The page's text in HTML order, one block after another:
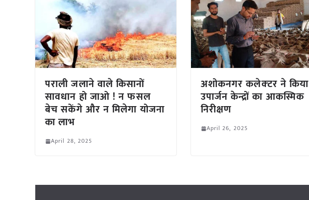
पराली जलाने वाले किसानों
सावधान हो जाओ ! न फसल
बेच सकेंगे और न मिलेगा योजना
का लाभ
April 28, 2025
अशोकनगर कलेक्‍टर ने किया
उपार्जन केन्द्रों का आकस्मिक
निरीक्षण
April 26, 2025